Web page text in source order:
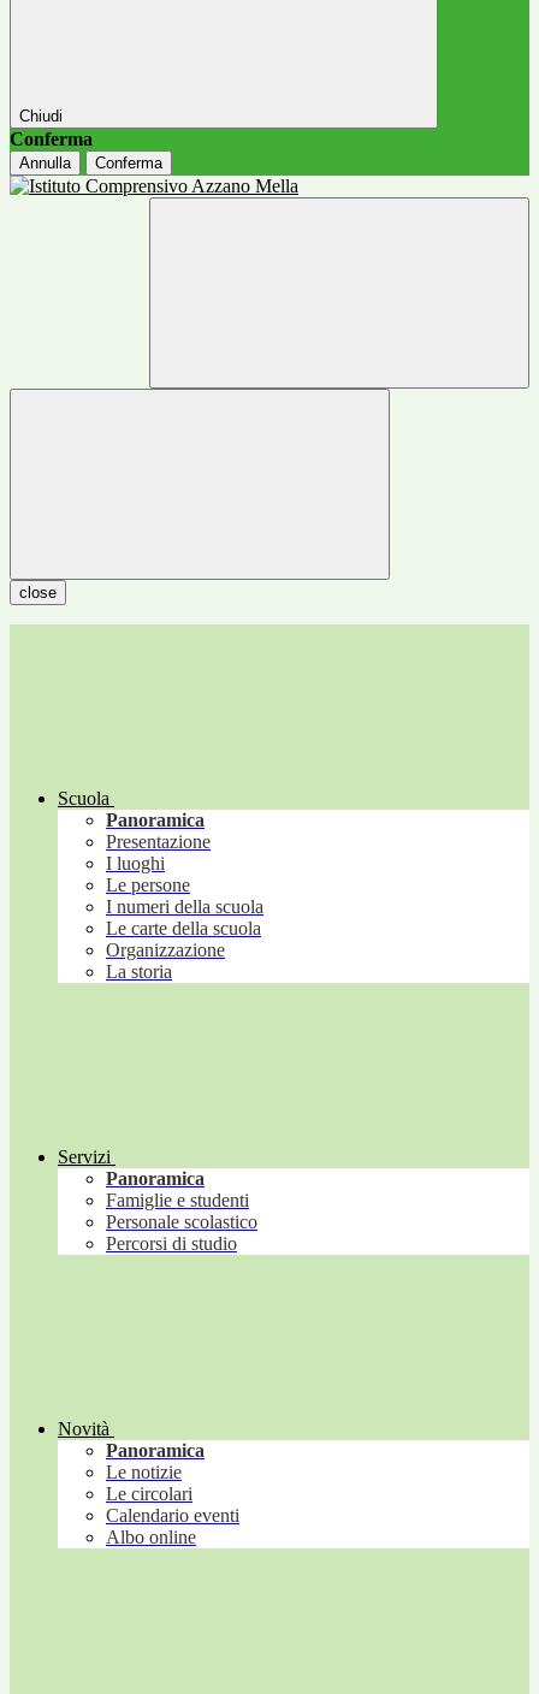
Chiudi
Conferma
Annulla Conferma
close
Scuola
Panoramica
Presentazione
I luoghi
Le persone
I numeri della scuola
Le carte della scuola
Organizzazione
La storia
Servizi
Panoramica
Famiglie e studenti
Personale scolastico
Percorsi di studio
Novità
Panoramica
Le notizie
Le circolari
Calendario eventi
Albo online